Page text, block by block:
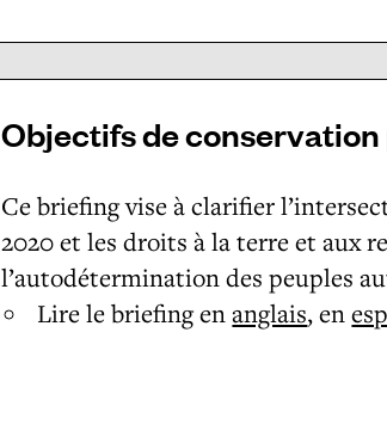
Objectifs de conservation
Ce briefing vise à clarifier
2020 et les droits à la terre et aux
l’autodétermination des peuples
Lire le briefing enanglais, en